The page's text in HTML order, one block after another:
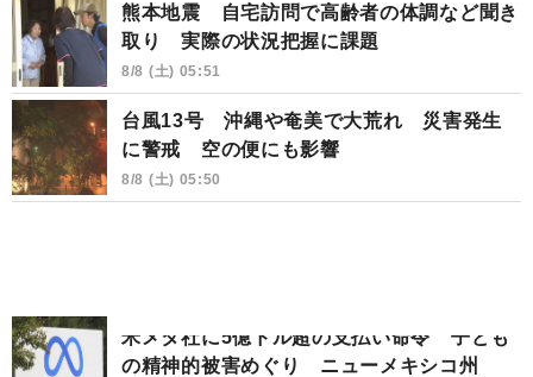
熊本地震 自宅訪問で高齢者の体調など聞き
取り 実際の状況把握に課題
8/8 (土) 05:51
台風13号 沖縄や奄美で大荒れ 災害発生
に警戒 空の便にも影響
8/8 (土) 05:50
米メタ社に5億ドル超の支払い命令 子ども
の精神的被害めぐり ニューメキシコ州